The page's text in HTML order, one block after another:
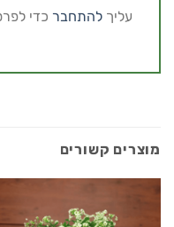
עליך להתחבר כדי
מוצרים קשורים